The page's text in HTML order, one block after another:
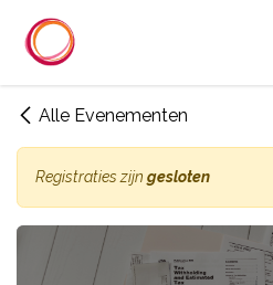
Alle Evenementen
Registraties zijn gesloten